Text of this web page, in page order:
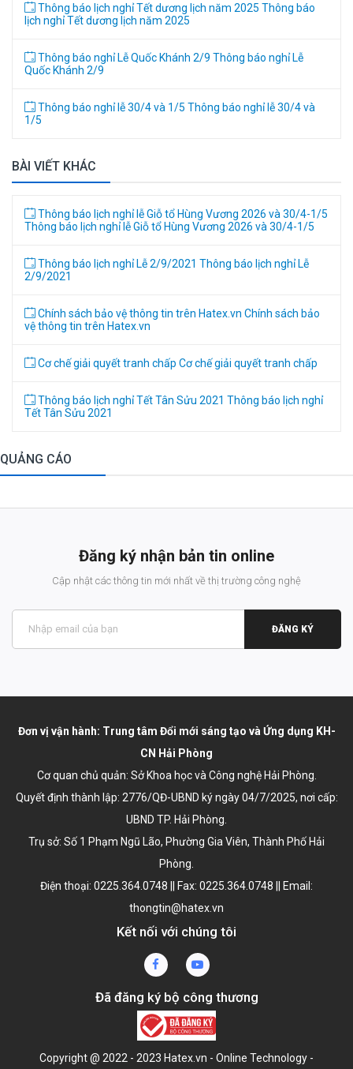
Thông báo lịch nghỉ Tết dương lịch năm 2025 Thông báo
lịch nghỉ Tết dương lịch năm 2025
Thông báo nghỉ Lễ Quốc Khánh 2/9 Thông báo nghỉ Lễ
Quốc Khánh 2/9
Thông báo nghỉ lễ 30/4 và 1/5 Thông báo nghỉ lễ 30/4 và
1/5
BÀI VIẾT KHÁC
Thông báo lịch nghỉ lễ Giỗ tổ Hùng Vương 2026 và 30/4-1/5
Thông báo lịch nghỉ lễ Giỗ tổ Hùng Vương 2026 và 30/4-1/5
Thông báo lịch nghỉ Lễ 2/9/2021 Thông báo lịch nghỉ Lễ
2/9/2021
Chính sách bảo vệ thông tin trên Hatex.vn Chính sách bảo
vệ thông tin trên Hatex.vn
Cơ chế giải quyết tranh chấp Cơ chế giải quyết tranh chấp
Thông báo lịch nghỉ Tết Tân Sửu 2021 Thông báo lịch nghỉ
Tết Tân Sửu 2021
QUẢNG CÁO
Đăng ký nhận bản tin online
Cập nhật các thông tin mới nhất về thị trường công nghệ
ĐĂNG KÝ
Đơn vị vận hành: Trung tâm Đổi mới sáng tạo và Ứng dụng KH-
CN Hải Phòng
Cơ quan chủ quản: Sở Khoa học và Công nghệ Hải Phòng.
Quyết định thành lập: 2776/QĐ-UBND ký ngày 04/7/2025, nơi cấp:
UBND TP. Hải Phòng.
Trụ sở: Số 1 Phạm Ngũ Lão, Phường Gia Viên, Thành Phố Hải
Phòng.
Điện thoại: 0225.364.0748 || Fax: 0225.364.0748 || Email:
thongtin@hatex.vn
Kết nối với chúng tôi
Đã đăng ký bộ công thương
Copyright @ 2022 - 2023 Hatex.vn - Online Technology -